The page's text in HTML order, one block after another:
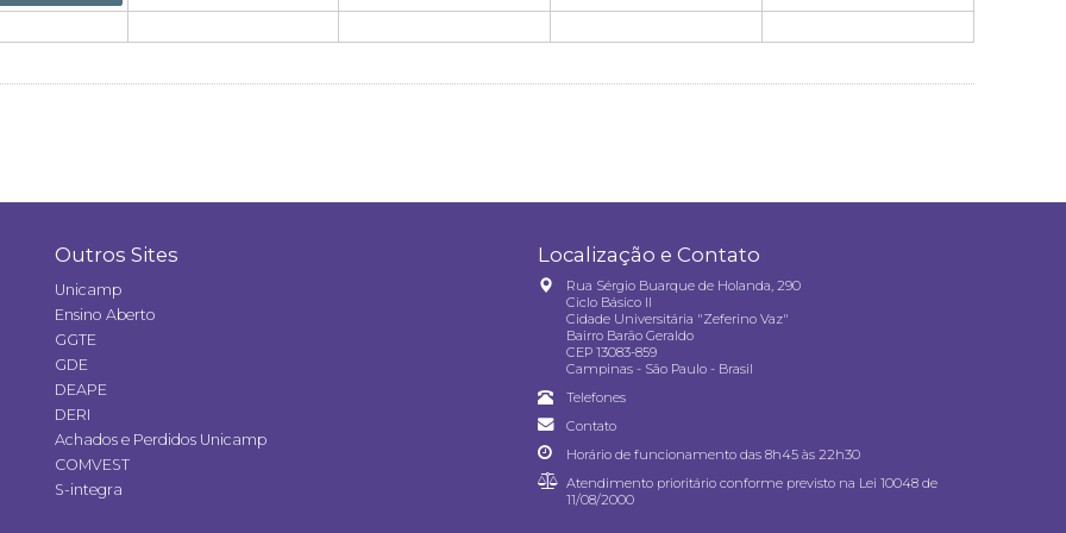
Outros Sites
Unicamp
Ensino Aberto
GGTE
GDE
DEAPE
DERI
Achados e Perdidos Unicamp
COMVEST
S-integra
Localização e Contato
Rua Sérgio Buarque de Holanda, 290
Ciclo Básico II
Cidade Universitária "Zeferino Vaz"
Bairro Barão Geraldo
CEP 13083-859
Campinas - São Paulo - Brasil
Telefones
Contato
Horário de funcionamento das 8h45 às 22h30
Atendimento prioritário conforme previsto na Lei 10048 de
11/08/2000